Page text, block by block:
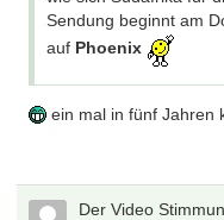
Sendung beginnt am
auf Phoenix
ein mal in fünf Jahren
Der Video